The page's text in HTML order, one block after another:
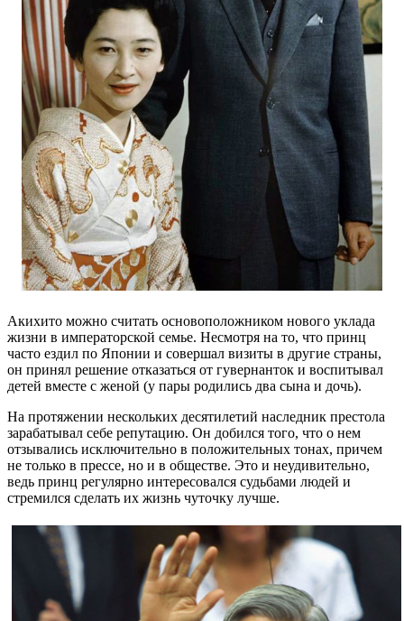
Акихито можно считать основоположником нового уклада
жизни в императорской семье. Несмотря на то, что принц
часто ездил по Японии и совершал визиты в другие страны,
он принял решение отказаться от гувернанток и воспитывал
детей вместе с женой (у пары родились два сына и дочь).
На протяжении нескольких десятилетий наследник престола
зарабатывал себе репутацию. Он добился того, что о нем
отзывались исключительно в положительных тонах, причем
не только в прессе, но и в обществе. Это и неудивительно,
ведь принц регулярно интересовался судьбами людей и
стремился сделать их жизнь чуточку лучше.